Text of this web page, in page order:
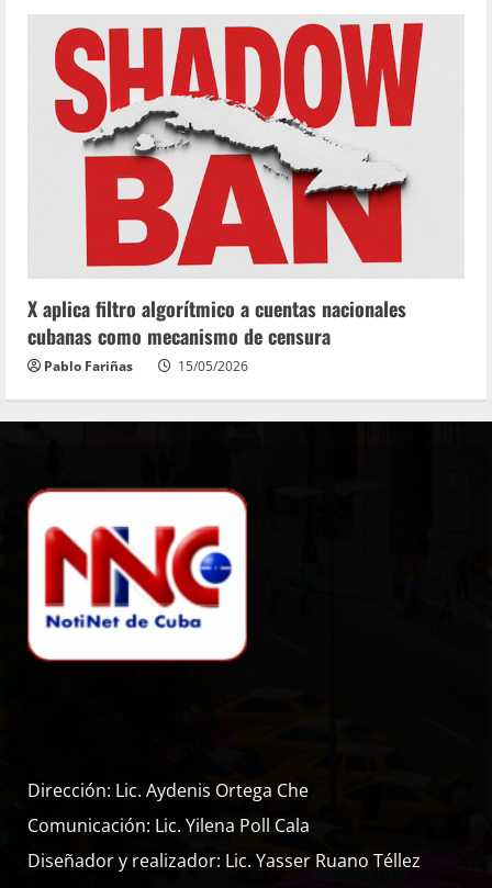
X aplica filtro algorítmico a cuentas nacionales
cubanas como mecanismo de censura
Pablo Fariñas 15/05/2026
Dirección: Lic. Aydenis Ortega Che
Comunicación: Lic. Yilena Poll Cala
Diseñador y realizador: Lic. Yasser Ruano Téllez